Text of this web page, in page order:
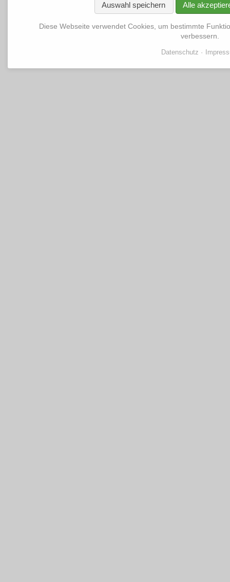
Auswahl speichern Alle
Diese Webseite verwendet Cookies, um bestimmte
verbessern.
Datenschutz